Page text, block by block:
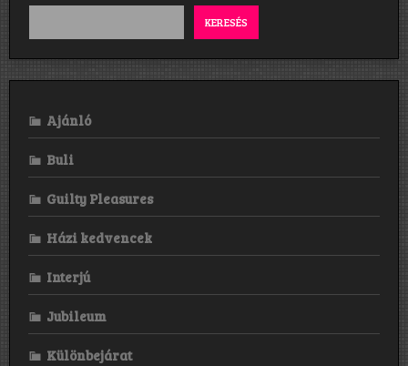
KERESÉS
Ajánló
Buli
Guilty Pleasures
Házi kedvencek
Interjú
Jubileum
Különbejárat